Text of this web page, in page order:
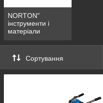
NORTON"
інструменти і
матеріали
Сортування